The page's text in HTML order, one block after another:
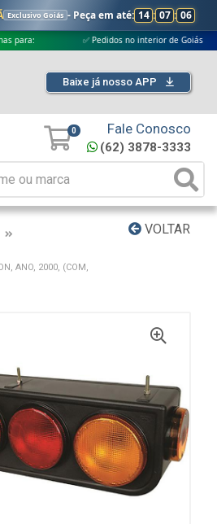
Exclusivo Goiás - Peça em até: 14 : 07 : 05
✅ Pedidos no interior de Goiás
Baixe já nosso APP
0 Fale Conosco
(62) 3878-3333
VOLTAR
ANO, 2000, (COM,